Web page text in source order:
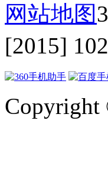
网站地图
[2015]
Copyright